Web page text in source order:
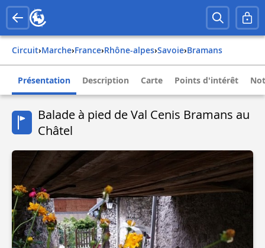
Circuit› Marche› france› rhône-alpes› savoie› bramans
Présentation Description Carte Points d'intérêt
Balade à pied de Val Cenis Bramans au
Châtel